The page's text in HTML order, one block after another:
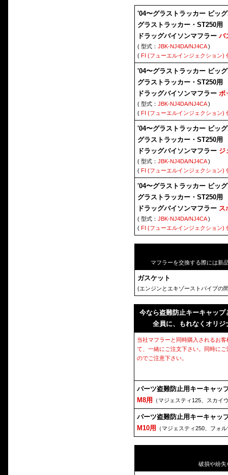
'04〜グラストラッカー ビッ
グラストラッカー・ST250用
ドラッグバイソンマフラー バ
( 型式： JBK-NJ4DA/NJ4CA)
( FI (フューエルインジェクション)
'04〜グラストラッカー ビッ
グラストラッカー・ST250用
ドラッグバイソンマフラー ポ
( 型式： JBK-NJ4DA/NJ4CA)
( FI (フューエルインジェクション)
'04〜グラストラッカー ビッ
グラストラッカー・ST250用
ドラッグバイソンマフラー ジ
( 型式： JBK-NJ4DA/NJ4CA)
( FI (フューエルインジェクション)
'04〜グラストラッカー ビッ
グラストラッカー・ST250用
ドラッグバイソンマフラー ス
( 型式： JBK-NJ4DA/NJ4CA)
( FI (フューエルインジェクション)
マフラーを交換する際には新
ガスケット
(エンジンとエキゾーストパイプの
今なら盗難防止キーキャッ
全員に、もれなくオリ
当社マフラーと同時購入されるお
て、一緒にご注文下さい。同時に
のでご注意下さい。
パーツ盗難防止用キーキャッ
M8用
（マジェスティ125、スカイ
パーツ盗難防止用キーキャッ
M10用
（マジェスティ250、フォ
破損や紛失